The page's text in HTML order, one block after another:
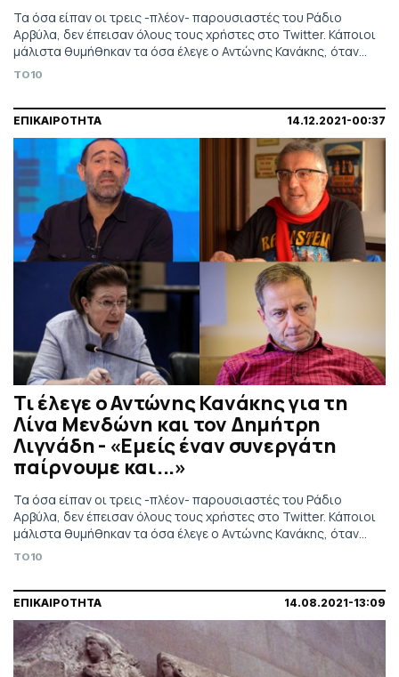
Τα όσα είπαν οι τρεις -πλέον- παρουσιαστές του Ράδιο
Αρβύλα, δεν έπεισαν όλους τους χρήστες στο Twitter. Κάποιοι
μάλιστα θυμήθηκαν τα όσα έλεγε ο Αντώνης Κανάκης, όταν
είχε σκάσει η υπόθεση με τον Δημήτρη Λιγνάδη.
TO10
ΕΠΙΚΑΙΡΟΤΗΤΑ 14.12.2021-00:37
Τι έλεγε ο Αντώνης Κανάκης για τη
Λίνα Μενδώνη και τον Δημήτρη
Λιγνάδη - «Εμείς έναν συνεργάτη
παίρνουμε και...»
Τα όσα είπαν οι τρεις -πλέον- παρουσιαστές του Ράδιο
Αρβύλα, δεν έπεισαν όλους τους χρήστες στο Twitter. Κάποιοι
μάλιστα θυμήθηκαν τα όσα έλεγε ο Αντώνης Κανάκης, όταν
είχε σκάσει η υπόθεση με τον Δημήτρη Λιγνάδη
TO10
ΕΠΙΚΑΙΡΟΤΗΤΑ 14.08.2021-13:09